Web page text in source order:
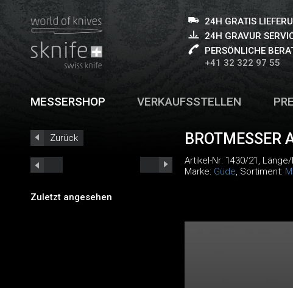
24H GRATIS
24H GRAVUR
PERSÖNLICHE
+41 32 322 97 55
MESSERSHOP VERKAUFSSTELLEN
Zurück
Zuletzt angesehen
BROTMESSER
Artikel-Nr: 1430/21 ,
Marke: Güde, Sortiment: